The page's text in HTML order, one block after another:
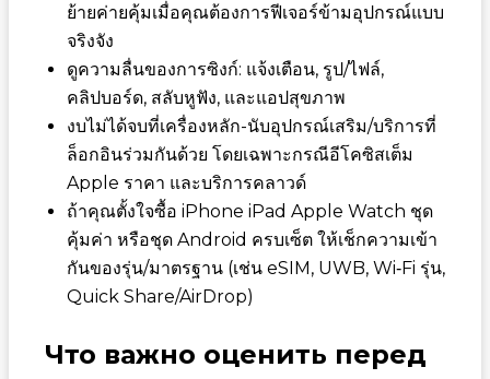
ย้ายค่ายคุ้มเมื่อคุณต้องการฟีเจอร์ข้ามอุปกรณ์แบบ
จริงจัง
ดูความลื่นของการซิงก์: แจ้งเตือน, รูป/ไฟล์,
คลิปบอร์ด, สลับหูฟัง, และแอปสุขภาพ
งบไม่ได้จบที่เครื่องหลัก-นับอุปกรณ์เสริม/บริการที่
ล็อกอินร่วมกันด้วย โดยเฉพาะกรณีอีโคซิสเต็ม
Apple ราคา และบริการคลาวด์
ถ้าคุณตั้งใจซื้อ iPhone iPad Apple Watch ชุด
คุ้มค่า หรือชุด Android ครบเซ็ต ให้เช็กความเข้า
กันของรุ่น/มาตรฐาน (เช่น eSIM, UWB, Wi‑Fi รุ่น,
Quick Share/AirDrop)
Что важно оценить перед